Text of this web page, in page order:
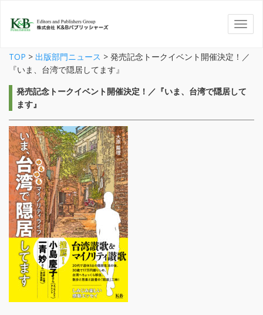
TOP > 出版部門ニュース > 発売記念トークイベント開催決定！／
『いま、台湾で隠居してます』
発売記念トークイベント開催決定！／『いま、台湾で隠居して
ます』